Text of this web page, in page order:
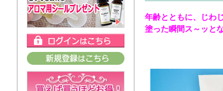
年齢とともに、じわ
塗った瞬間ス～ッと